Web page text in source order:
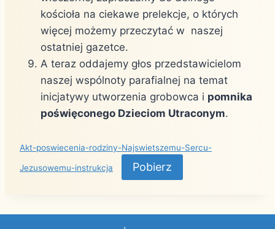
kościoła na ciekawe prelekcje, o których
więcej możemy przeczytać w naszej
ostatniej gazetce.
A teraz oddajemy głos przedstawicielom
naszej wspólnoty parafialnej na temat
inicjatywy utworzenia grobowca i pomnika
poświęconego Dzieciom Utraconym.
Akt-poswiecenia-rodziny-Najswietszemu-Sercu-
Jezusowemu-instrukcja Pobierz